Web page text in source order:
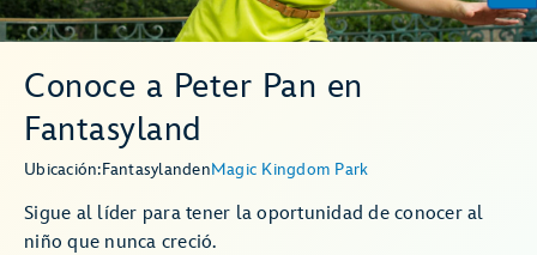
Conoce a Peter Pan en
Fantasyland
Ubicación:FantasylandenMagic Kingdom Park
Sigue al líder para tener la oportunidad de conocer al
niño que nunca creció.